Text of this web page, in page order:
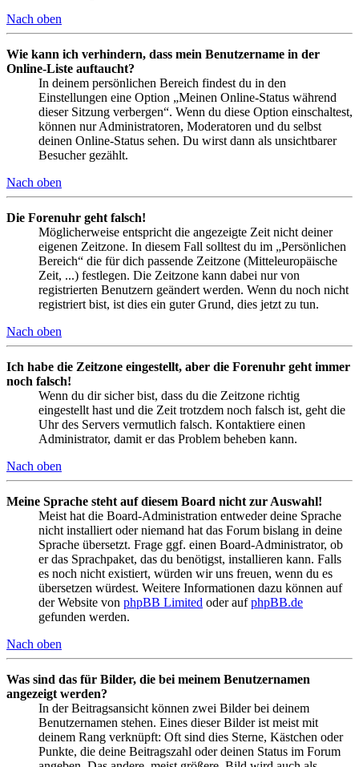
Nach oben
Wie kann ich verhindern, dass mein Benutzername in der
Online-Liste auftaucht?
In deinem persönlichen Bereich findest du in den
Einstellungen eine Option „Meinen Online-Status während
dieser Sitzung verbergen“. Wenn du diese Option einschaltest,
können nur Administratoren, Moderatoren und du selbst
deinen Online-Status sehen. Du wirst dann als unsichtbarer
Besucher gezählt.
Nach oben
Die Forenuhr geht falsch!
Möglicherweise entspricht die angezeigte Zeit nicht deiner
eigenen Zeitzone. In diesem Fall solltest du im „Persönlichen
Bereich“ die für dich passende Zeitzone (Mitteleuropäische
Zeit, ...) festlegen. Die Zeitzone kann dabei nur von
registrierten Benutzern geändert werden. Wenn du noch nicht
registriert bist, ist dies ein guter Grund, dies jetzt zu tun.
Nach oben
Ich habe die Zeitzone eingestellt, aber die Forenuhr geht immer
noch falsch!
Wenn du dir sicher bist, dass du die Zeitzone richtig
eingestellt hast und die Zeit trotzdem noch falsch ist, geht die
Uhr des Servers vermutlich falsch. Kontaktiere einen
Administrator, damit er das Problem beheben kann.
Nach oben
Meine Sprache steht auf diesem Board nicht zur Auswahl!
Meist hat die Board-Administration entweder deine Sprache
nicht installiert oder niemand hat das Forum bislang in deine
Sprache übersetzt. Frage ggf. einen Board-Administrator, ob
er das Sprachpaket, das du benötigst, installieren kann. Falls
es noch nicht existiert, würden wir uns freuen, wenn du es
übersetzen würdest. Weitere Informationen dazu können auf
der Website von phpBB Limited oder aufphpBB.de
gefunden werden.
Nach oben
Was sind das für Bilder, die bei meinem Benutzernamen
angezeigt werden?
In der Beitragsansicht können zwei Bilder bei deinem
Benutzernamen stehen. Eines dieser Bilder ist meist mit
deinem Rang verknüpft: Oft sind dies Sterne, Kästchen oder
Punkte, die deine Beitragszahl oder deinen Status im Forum